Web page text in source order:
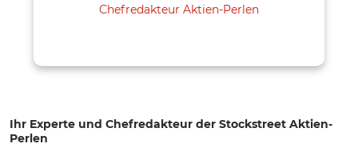
Chefredakteur Aktien-Perlen
Ihr Experte und Chefredakteur der Stockstreet Aktien-
Perlen